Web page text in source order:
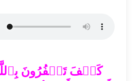
كَيۡفَ تَكۡفُرُونَ